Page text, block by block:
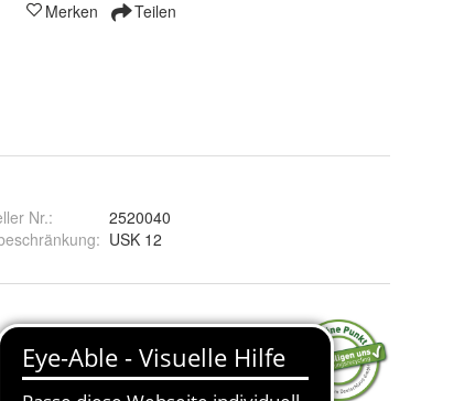
Merken Teilen
Nr.:
2520040
: USK 12